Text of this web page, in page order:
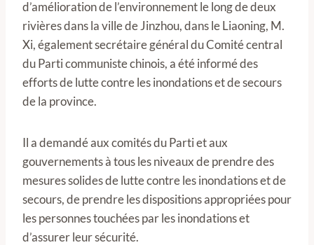
d’amélioration de l’environnement le long de deux
rivières dans la ville de Jinzhou, dans le Liaoning, M.
Xi, également secrétaire général du Comité central
du Parti communiste chinois, a été informé des
efforts de lutte contre les inondations et de secours
de la province.
Il a demandé aux comités du Parti et aux
gouvernements à tous les niveaux de prendre des
mesures solides de lutte contre les inondations et de
secours, de prendre les dispositions appropriées pour
les personnes touchées par les inondations et
d’assurer leur sécurité.